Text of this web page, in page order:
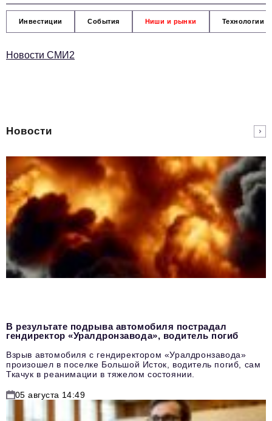
Инвестиции События Ниши и рынки Технологии
Новости СМИ2
Новости
В результате подрыва автомобиля пострадал
гендиректор «Уралдронзавода», водитель погиб
Взрыв автомобиля с гендиректором «Уралдронзавода»
произошел в поселке Большой Исток, водитель погиб, сам
Ткачук в реанимации в тяжелом состоянии.
05 августа 14:49